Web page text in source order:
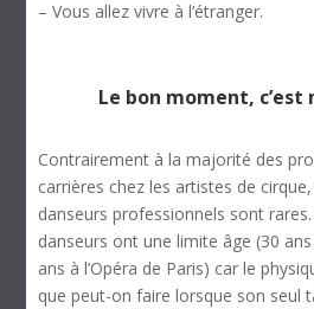
– Vous allez vivre à l’étranger.
Le bon moment,
Contrairement à la majorité des
carrières chez les artistes de
danseurs professionnels sont
danseurs ont une limite âge (30
ans à l’Opéra de Paris) car le
que peut-on faire lorsque son seul